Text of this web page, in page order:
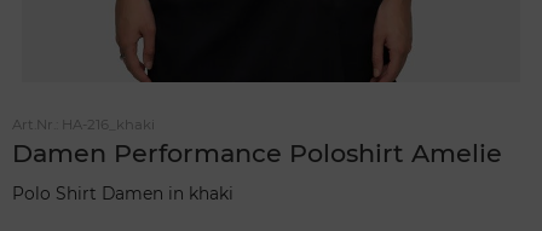
Art.Nr.: HA-216_khaki
Damen Performance Poloshirt Amelie
Polo Shirt Damen in khaki